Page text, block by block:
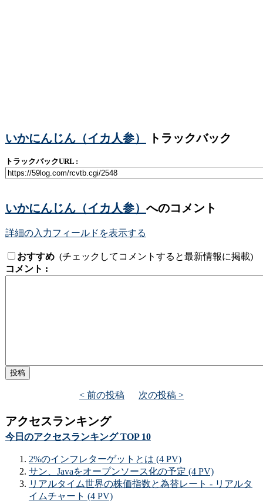
いかにんじん（イカ人参） トラックバック
トラックバックURL :
いかにんじん（イカ人参） へのコメント
詳細の入力フィールドを表示する
おすすめ(チェックしてコメントすると最新情報に掲載)
コメント :
< 前の投稿 次の投稿 >
アクセスランキング
今日のアクセスランキング TOP 10
2%のインフレターゲットとは (4 PV)
サン、Javaをオープンソース化の予定 (4 PV)
リアルタイム世界の株価指数と為替レート - リアルタ
イムチャート (4 PV)